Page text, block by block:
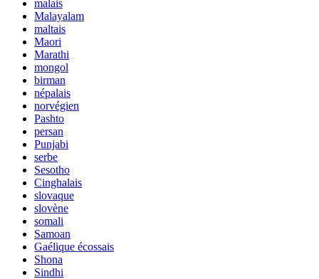
malais
Malayalam
maltais
Maori
Marathi
mongol
birman
népalais
norvégien
Pashto
persan
Punjabi
serbe
Sesotho
Cinghalais
slovaque
slovène
somali
Samoan
Gaélique écossais
Shona
Sindhi